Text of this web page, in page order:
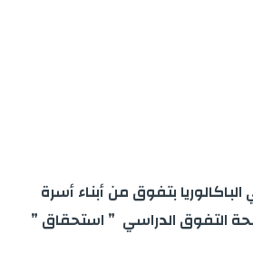
الباكالوريا بتفوق من أبناء أسرة
التفوق الدراسي ” استحقاق ”